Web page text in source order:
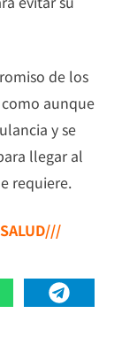
de los
aunque
y se
llegar al
requiere.